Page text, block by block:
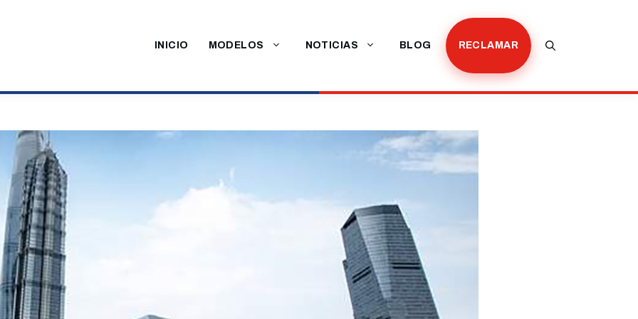
INICIO MODELOS NOTICIAS BLOG RECLAMAR